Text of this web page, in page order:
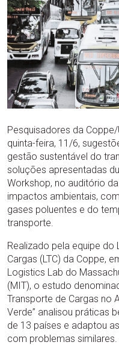
Pesquisadores da
quinta-feira, 11/6,
gestão sustentável do
soluções apresentadas
Workshop, no auditório
impactos ambientais,
gases poluentes e do
transporte.
Realizado pela equipe
Cargas (LTC) da Coppe,
Logistics Lab do
(MIT), o estudo
Transporte de Cargas no
Verde” analisou práticas
de 13 países e adaptou
com problemas similares.